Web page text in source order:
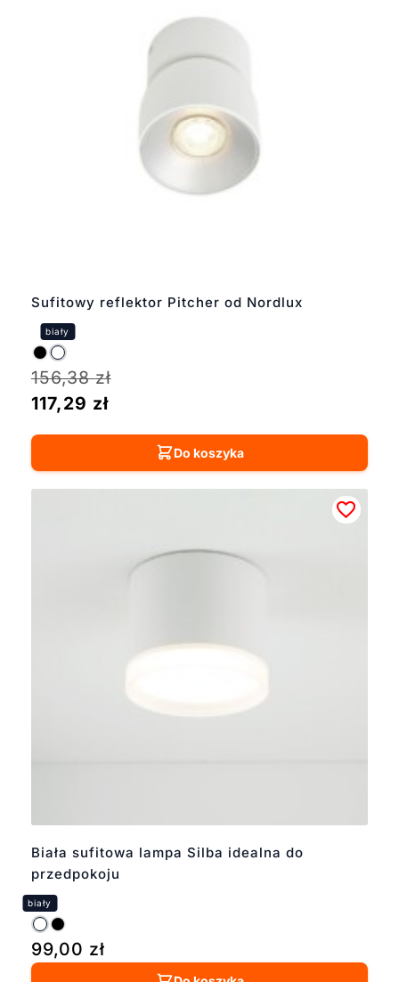
Sufitowy reflektor Pitcher od Nordlux
156,38zł
117,29 zł
Do koszyka
Biała sufitowa lampa Silba idealna do
przedpokoju
99,00 zł